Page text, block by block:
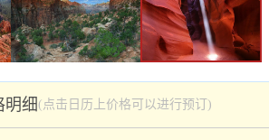
明细(点击日历上价格可以进行预订)